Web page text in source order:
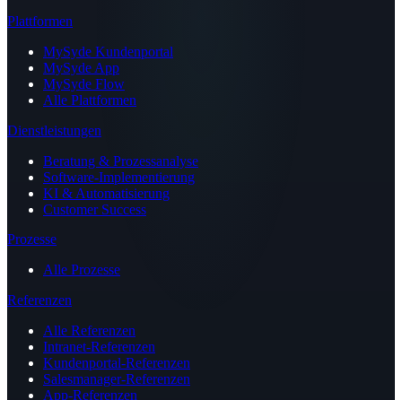
Plattformen
MySyde Kundenportal
MySyde App
MySyde Flow
Alle Plattformen
Dienstleistungen
Beratung & Prozessanalyse
Software-Implementierung
KI & Automatisierung
Customer Success
Prozesse
Alle Prozesse
Referenzen
Alle Referenzen
Intranet-Referenzen
Kundenportal-Referenzen
Salesmanager-Referenzen
App-Referenzen